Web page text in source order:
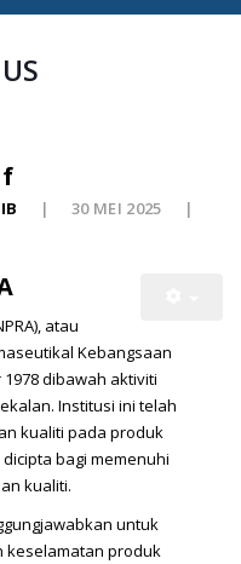
30 MEI 2025
atau
Kebangsaan
dibawah aktiviti
Institusi ini telah
kualiti pada produk
bagi memenuhi
kualiti.
untuk
keselamatan produk